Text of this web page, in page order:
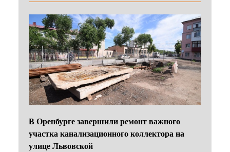
В Оренбурге завершили ремонт важного
участка канализационного коллектора на
улице Львовской